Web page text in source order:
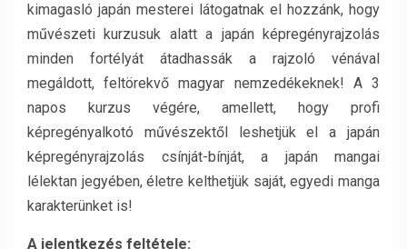
kimagasló japán mesterei látogatnak el hozzánk, hogy
művészeti kurzusuk alatt a japán képregényrajzolás
minden fortélyát átadhassák a rajzoló vénával
megáldott, feltörekvő magyar nemzedékeknek! A 3
napos kurzus végére, amellett, hogy profi
képregényalkotó művészektől leshetjük el a japán
képregényrajzolás csínját-bínját, a japán mangai
lélektan jegyében, életre kelthetjük saját, egyedi manga
karakterünket is!
A jelentkezés feltétele: